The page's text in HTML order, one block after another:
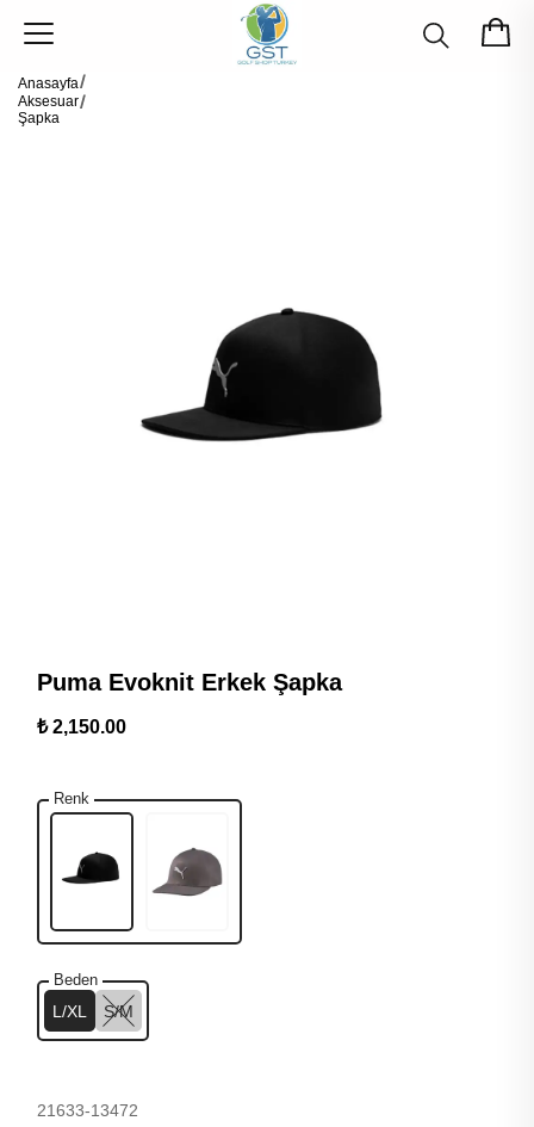
Anasayfa
Aksesuar
Şapka
Puma Evoknit Erkek Şapka
₺ 2,150.00
Renk
Beden
L/XL S/M
21633-13472